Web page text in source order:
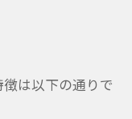
徴は以下の通りで